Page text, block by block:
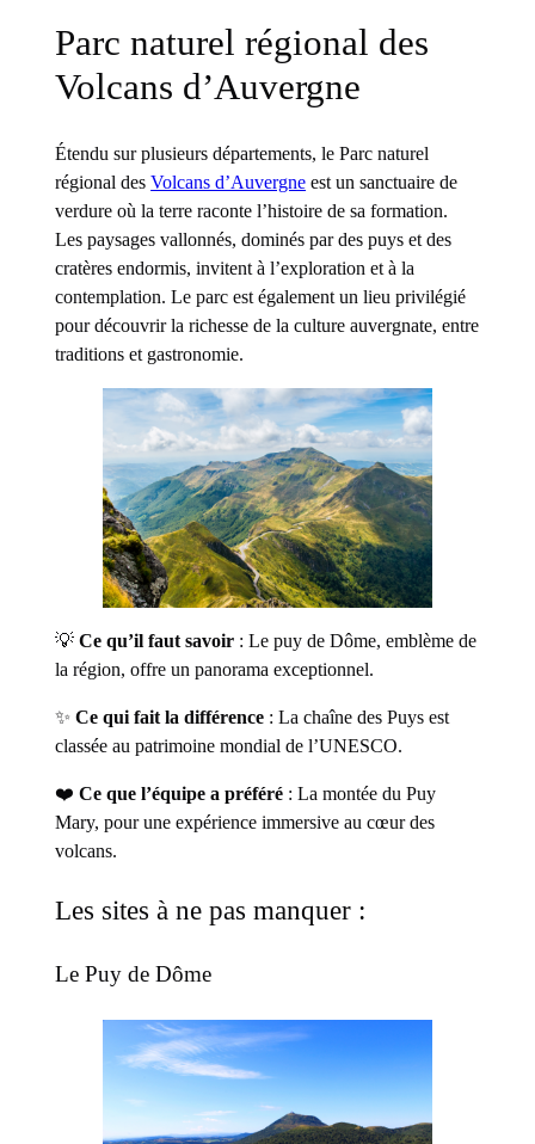
Parc naturel régional des
Volcans d’Auvergne
Étendu sur plusieurs départements, le Parc naturel
régional desVolcans d’Auvergne est un sanctuaire de
verdure où la terre raconte l’histoire de sa formation.
Les paysages vallonnés, dominés par des puys et des
cratères endormis, invitent à l’exploration et à la
contemplation. Le parc est également un lieu privilégié
pour découvrir la richesse de la culture auvergnate, entre
traditions et gastronomie.
💡Ce qu’il faut savoir : Le puy de Dôme, emblème de
la région, offre un panorama exceptionnel.
✨Ce qui fait la différence : La chaîne des Puys est
classée au patrimoine mondial de l’UNESCO.
❤️Ce que l’équipe a préféré : La montée du Puy
Mary, pour une expérience immersive au cœur des
volcans.
Les sites à ne pas manquer :
Le Puy de Dôme